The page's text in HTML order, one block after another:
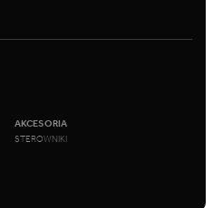
AKCESORIA
STEROWNIKI